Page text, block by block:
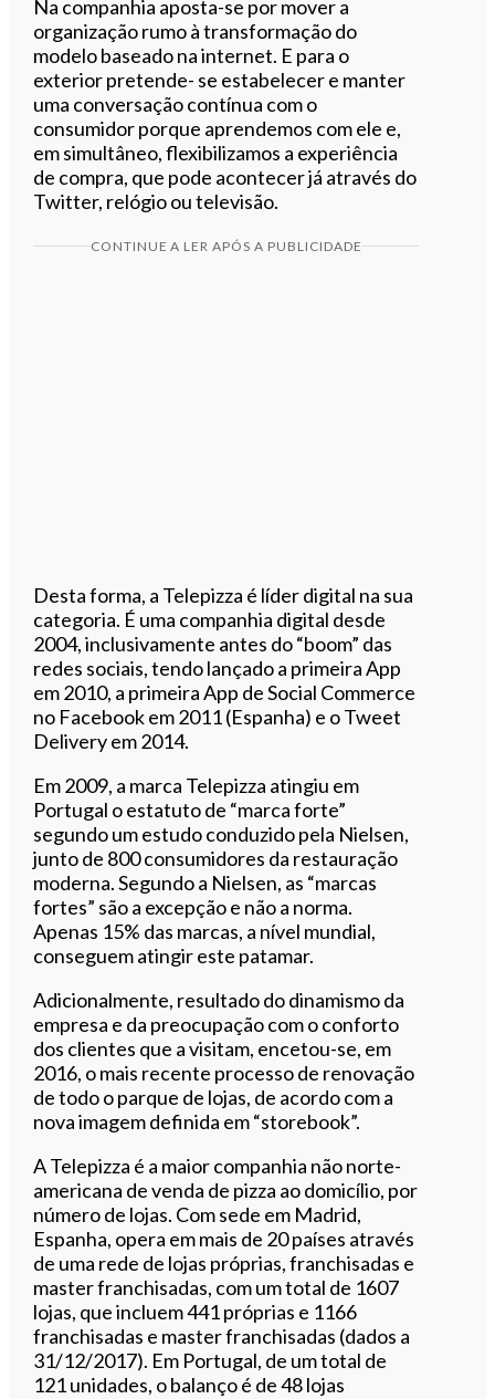
Na companhia aposta-se por mover a
organização rumo à transformação do
modelo baseado na internet. E para o
exterior pretende- se estabelecer e manter
uma conversação contínua com o
consumidor porque aprendemos com ele e,
em simultâneo, flexibilizamos a experiência
de compra, que pode acontecer já através do
Twitter, relógio ou televisão.
CONTINUE A LER APÓS A PUBLICIDADE
Desta forma, a Telepizza é líder digital na sua
categoria. É uma companhia digital desde
2004, inclusivamente antes do “boom” das
redes sociais, tendo lançado a primeira App
em 2010, a primeira App de Social Commerce
no Facebook em 2011 (Espanha) e o Tweet
Delivery em 2014.
Em 2009, a marca Telepizza atingiu em
Portugal o estatuto de “marca forte”
segundo um estudo conduzido pela Nielsen,
junto de 800 consumidores da restauração
moderna. Segundo a Nielsen, as “marcas
fortes” são a excepção e não a norma.
Apenas 15% das marcas, a nível mundial,
conseguem atingir este patamar.
Adicionalmente, resultado do dinamismo da
empresa e da preocupação com o conforto
dos clientes que a visitam, encetou-se, em
2016, o mais recente processo de renovação
de todo o parque de lojas, de acordo com a
nova imagem definida em “storebook”.
A Telepizza é a maior companhia não norte-
americana de venda de pizza ao domicílio, por
número de lojas. Com sede em Madrid,
Espanha, opera em mais de 20 países através
de uma rede de lojas próprias, franchisadas e
master franchisadas, com um total de 1607
lojas, que incluem 441 próprias e 1166
franchisadas e master franchisadas (dados a
31/12/2017). Em Portugal, de um total de
121 unidades, o balanço é de 48 lojas